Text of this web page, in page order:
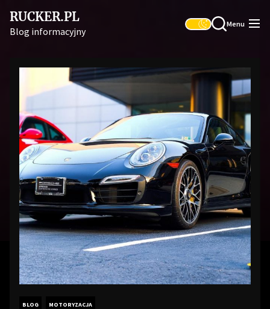
the
RUCKER.PL
Blog informacyjny
Menu
BLOG MOTORYZACJA